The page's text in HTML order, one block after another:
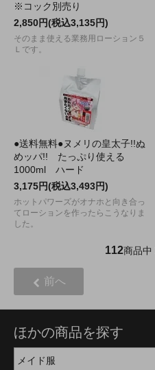
※コック別売り
2,850円(税込3,135円)
そのまま使える業務用ローション５
Ｌです。
●送料無料●ヌメリの皇太子!!ぬ
めッパ!! たっぷり使える
1000ml ハード
3,175円(税込3,493円)
ホットパワーズがオナホと向き合っ
てローションを作ったらこうなりま
した。
112商品中
前へ
ほかの商品を探す